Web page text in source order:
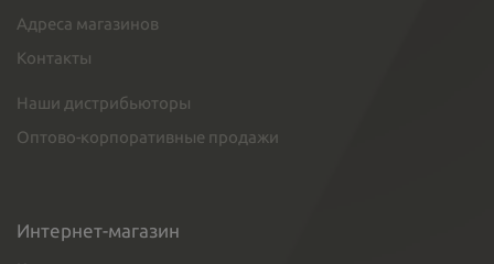
Адреса магазинов
Контакты
Наши дистрибьюторы
Оптово-корпоративные продажи
Интернет-магазин